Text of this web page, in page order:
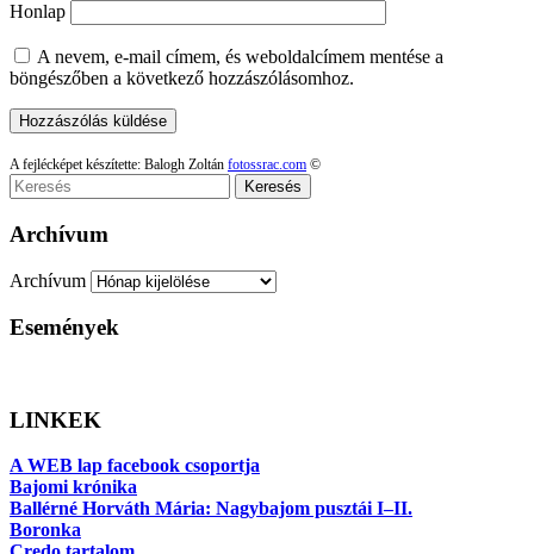
Honlap
A nevem, e-mail címem, és weboldalcímem mentése a
böngészőben a következő hozzászólásomhoz.
A fejlécképet készítette: Balogh Zoltán fotossrac.com ©
Keresés
Archívum
Archívum
Események
LINKEK
A WEB lap facebook csoportja
Bajomi krónika
Ballérné Horváth Mária: Nagybajom pusztái I–II.
Boronka